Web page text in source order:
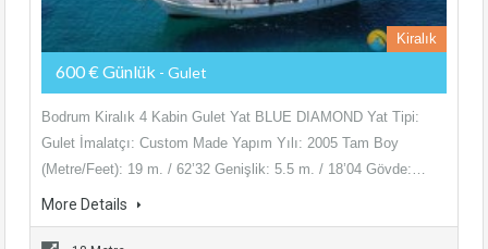
Kiralık
600 € Günlük - Gulet
Bodrum Kiralık 4 Kabin Gulet Yat BLUE DIAMOND Yat Tipi:
Gulet İmalatçı: Custom Made Yapım Yılı: 2005 Tam Boy
(Metre/Feet): 19 m. / 62’32 Genişlik: 5.5 m. / 18’04 Gövde:…
More Details